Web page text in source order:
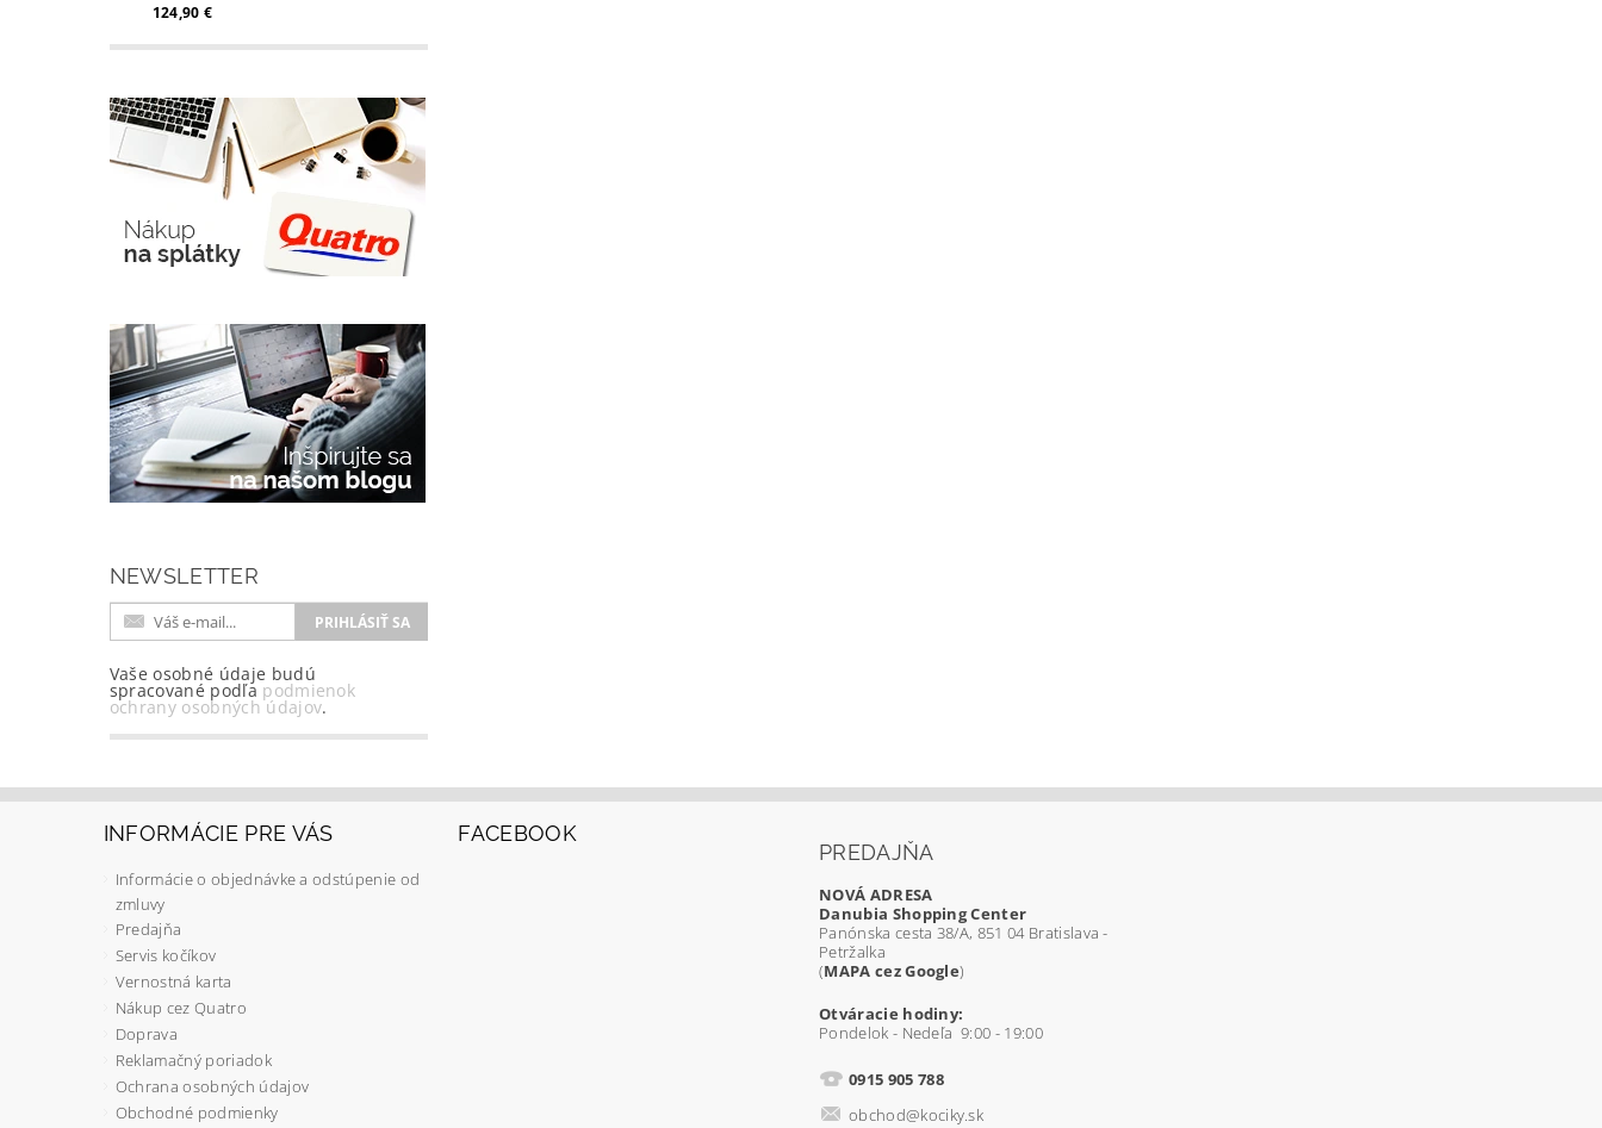
124,90 €
NEWSLETTER
Vaše osobné údaje budú
spracované podľa podmienok
ochrany osobných údajov.
INFORMÁCIE PRE VÁS
Informácie o objednávke a odstúpenie od
zmluvy
Predajňa
Servis kočíkov
Vernostná karta
Nákup cez Quatro
Doprava
Reklamačný poriadok
Ochrana osobných údajov
Obchodné podmienky
FACEBOOK
PREDAJŇA
NOVÁ ADRESA
Danubia Shopping Center
Panónska cesta 38/A, 851 04 Bratislava -
Petržalka
(MAPA cez Google)
Otváracie hodiny:
Pondelok - Nedeľa 9:00 - 19:00
0915 905 788
obchod@kociky.sk